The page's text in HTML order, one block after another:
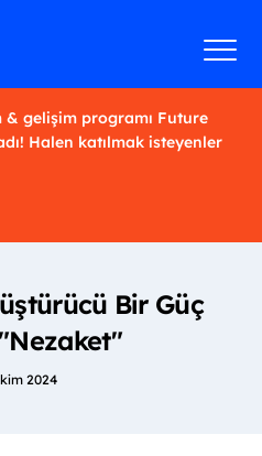
& gelişim programı Future
Halen katılmak isteyenler
Bir Güç
2024